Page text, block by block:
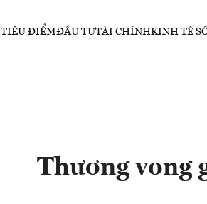
TIÊU ĐIỂMĐẦU TƯTÀI CHÍNHKINH TẾ
Thương vong